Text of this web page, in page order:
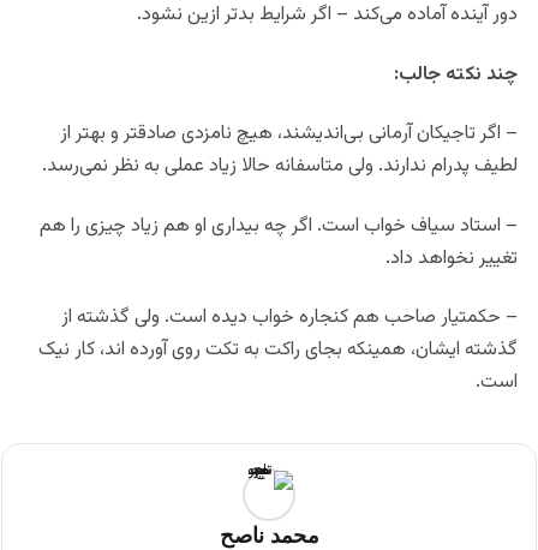
دور آینده آماده می‌کند – اگر شرایط بدتر ازین نشود.
چند نکته جالب:
– اگر تاجیکان آرمانی بی‌اندیشند، هیچ نامزدی صادقتر و بهتر از
لطیف پدرام ندارند. ولی متاسفانه حالا زیاد عملی به نظر نمی‌رسد.
– استاد سیاف خواب است. اگر چه بیداری او هم زیاد چیزی را هم
تغییر نخواهد داد.
– حکمتیار صاحب هم کنجاره خواب دیده است. ولی گذشته از
گذشته ایشان، همینکه بجای راکت به تکت روی آورده اند، کار نیک
است.
محمد ناصح